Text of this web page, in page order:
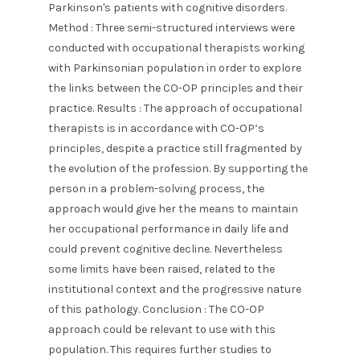
Parkinson's patients with cognitive disorders.
Method : Three semi-structured interviews were
conducted with occupational therapists working
with Parkinsonian population in order to explore
the links between the CO-OP principles and their
practice. Results : The approach of occupational
therapists is in accordance with CO-OP’s
principles, despite a practice still fragmented by
the evolution of the profession. By supporting the
person in a problem-solving process, the
approach would give her the means to maintain
her occupational performance in daily life and
could prevent cognitive decline. Nevertheless
some limits have been raised, related to the
institutional context and the progressive nature
of this pathology. Conclusion : The CO-OP
approach could be relevant to use with this
population. This requires further studies to